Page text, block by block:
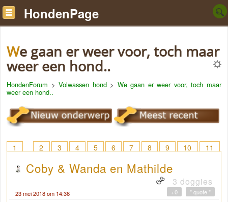
HondenPage
We gaan er weer voor, toch maar
weer een hond..
HondenForum >Volwassen hond> We gaan er weer voor, toch maar
weer een hond..
1 2 3 4 5 6 7 8 9 10
11
Coby & Wanda en Mathilde
3 doggies
23 mei 2018 om 14:36 " quote "
+0